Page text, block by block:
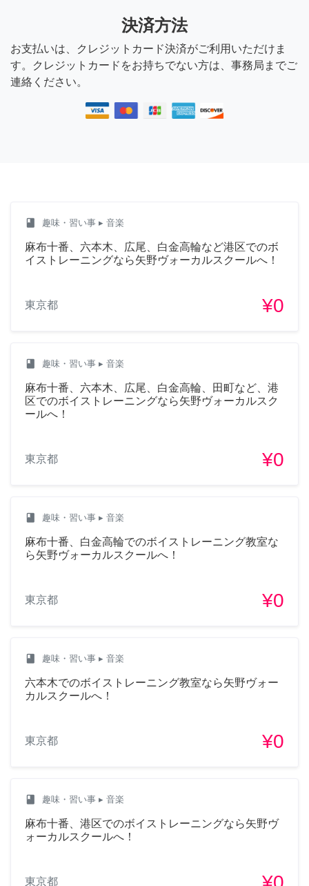
決済方法
お支払いは、クレジットカード決済がご利用いただけま
す。クレジットカードをお持ちでない方は、事務局までご
連絡ください。
class 趣味・習い事 ▸ 音楽
麻布十番、六本木、広尾、白金高輪など港区でのボ
イストレーニングなら矢野ヴォーカルスクールへ！
東京都 ¥0
class 趣味・習い事 ▸ 音楽
麻布十番、六本木、広尾、白金高輪、田町など、港
区でのボイストレーニングなら矢野ヴォーカルスク
ールへ！
東京都 ¥0
class 趣味・習い事 ▸ 音楽
麻布十番、白金高輪でのボイストレーニング教室な
ら矢野ヴォーカルスクールへ！
東京都 ¥0
class 趣味・習い事 ▸ 音楽
六本木でのボイストレーニング教室なら矢野ヴォー
カルスクールへ！
東京都 ¥0
class 趣味・習い事 ▸ 音楽
麻布十番、港区でのボイストレーニングなら矢野ヴ
ォーカルスクールへ！
東京都